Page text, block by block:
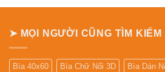
➤ MỌI NGƯỜI CŨNG TÌM KIẾM
Bìa 40x60 Bìa Chữ Nổi 3D Bìa Dán